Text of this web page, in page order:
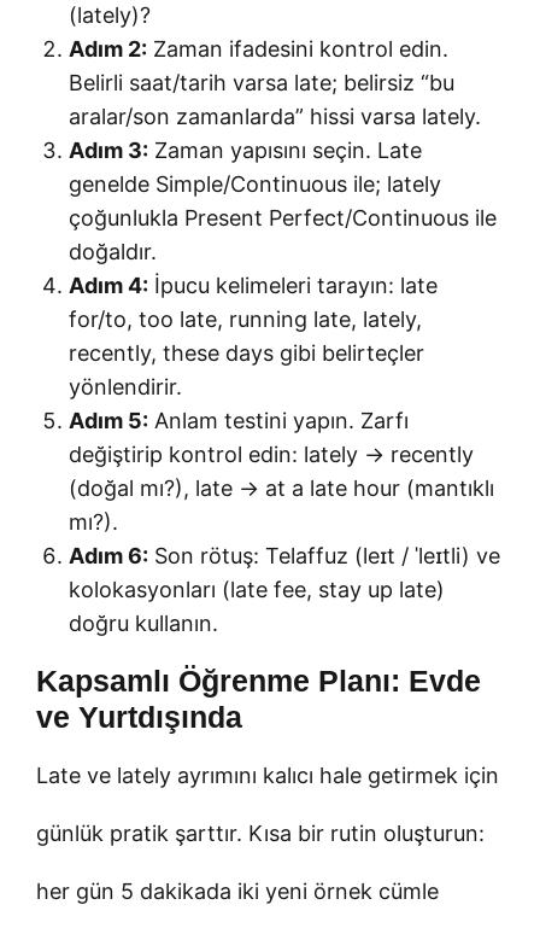
(lately)?
Adım 2: Zaman ifadesini kontrol edin.
Belirli saat/tarih varsa late; belirsiz “bu
aralar/son zamanlarda” hissi varsa lately.
Adım 3: Zaman yapısını seçin. Late
genelde Simple/Continuous ile; lately
çoğunlukla Present Perfect/Continuous ile
doğaldır.
Adım 4: İpucu kelimeleri tarayın: late
for/to, too late, running late, lately,
recently, these days gibi belirteçler
yönlendirir.
Adım 5: Anlam testini yapın. Zarfı
değiştirip kontrol edin: lately → recently
(doğal mı?), late → at a late hour (mantıklı
mı?).
Adım 6: Son rötuş: Telaffuz (leɪt / ˈleɪtli) ve
kolokasyonları (late fee, stay up late)
doğru kullanın.
Kapsamlı Öğrenme Planı: Evde
ve Yurtdışında
Late ve lately ayrımını kalıcı hale getirmek için
günlük pratik şarttır. Kısa bir rutin oluşturun:
her gün 5 dakikada iki yeni örnek cümle